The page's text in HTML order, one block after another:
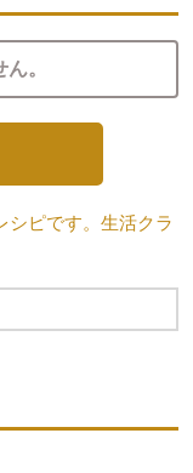
。
シピです。生活クラ
。